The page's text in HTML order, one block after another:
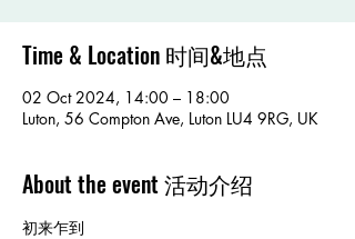
Time & Location 时间&地点
02 Oct 2024, 14:00 – 18:00
Luton, 56 Compton Ave, Luton LU4 9RG, UK
About the event 活动介绍
初来乍到